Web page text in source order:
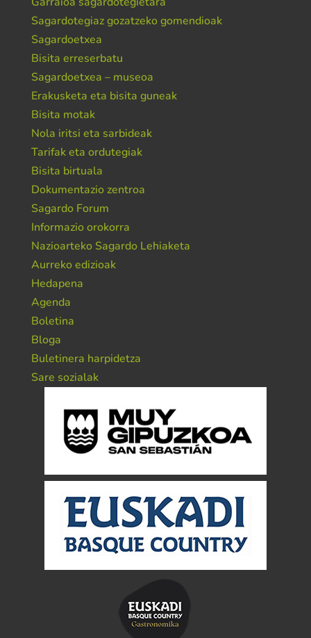
Sagardotegiaz gozatzeko gomendioak
Sagardoetxea
Bisita erreserbatu
Sagardoetxea – museoa
Erakusketa eta bisita guneak
Bisita motak
Nola iritsi eta sarbideak
Tarifak eta ordutegiak
Bisita birtuala
Dokumentazio zentroa
Sagardo Forum
Informazio orokorra
Nazioarteko Sagardo Lehiaketa
Aurreko edizioak
Hedapena
Agenda
Boletina
Bloga
Buletinera harpidetza
Sare sozialak